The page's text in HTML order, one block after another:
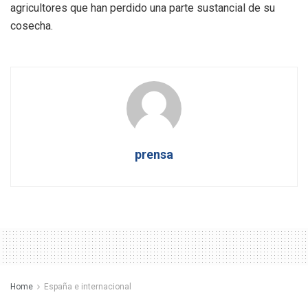
agricultores que han perdido una parte sustancial de su
cosecha.
prensa
Home España e internacional